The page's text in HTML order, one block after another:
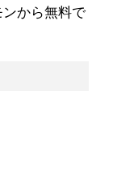
から無料で